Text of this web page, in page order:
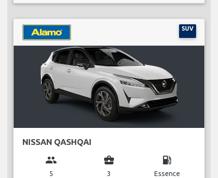
SUV
NISSAN QASHQAI
group
5
business_center
3
local_gas_station
Essence